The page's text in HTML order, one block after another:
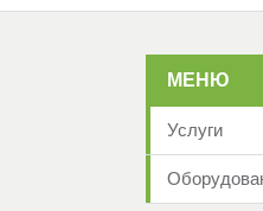
Услуги